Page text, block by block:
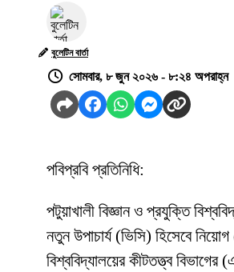
বুলেটিন বার্তা
সোমবার, ৮ জুন ২০২৬ - ৮:২৪ অপরাহ্ন
পবিপ্রবি প্রতিনিধি:
পটুয়াখালী বিজ্ঞান ও প্রযুক্তি
নতুন উপাচার্য (ভিসি) হিসেবে
বিশ্ববিদ্যালয়ের কীটতত্ত্ব